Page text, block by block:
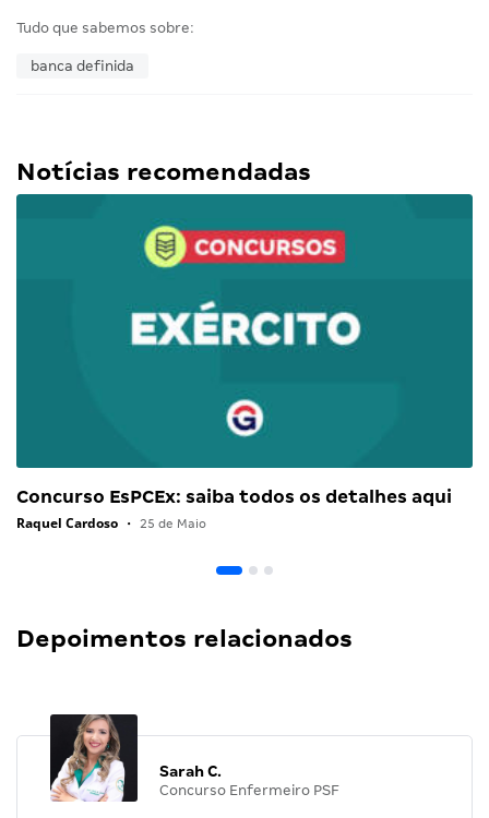
Tudo que sabemos sobre:
banca definida
Notícias recomendadas
Concurso EsPCEx: saiba todos os detalhes aqui
Raquel Cardoso • 25 de Maio
Depoimentos relacionados
Sarah C.
Concurso Enfermeiro PSF